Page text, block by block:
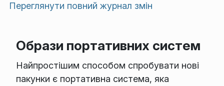
Переглянути повний журнал змін
Образи портативних систем
Найпростішим способом спробувати нові
пакунки є портативна система, яка